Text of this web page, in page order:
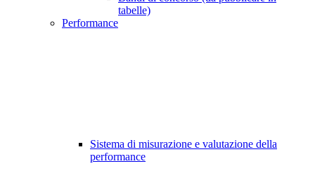
tabelle)
Performance
Sistema di misurazione e valutazione della
performance